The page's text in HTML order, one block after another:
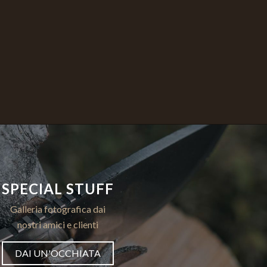
SPECIAL STUFF
Galleria fotografica dai
nostri amici e clienti
DAI UN'OCCHIATA